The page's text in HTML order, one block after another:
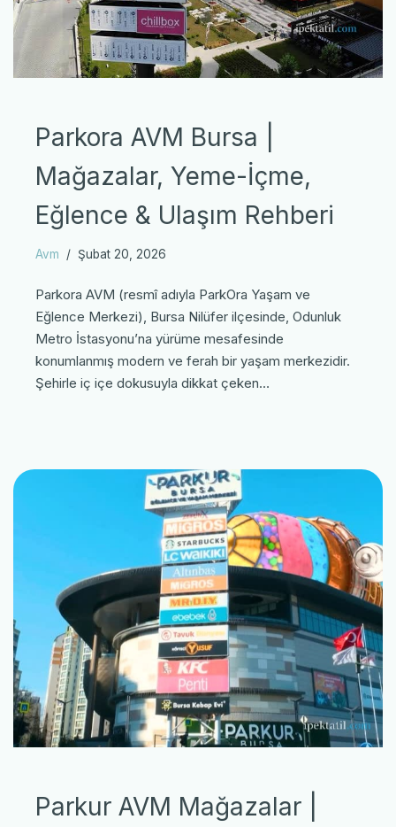
Parkora AVM Bursa |
Mağazalar, Yeme-İçme,
Eğlence & Ulaşım Rehberi
Avm Şubat 20, 2026
Parkora AVM (resmî adıyla ParkOra Yaşam ve
Eğlence Merkezi), Bursa Nilüfer ilçesinde, Odunluk
Metro İstasyonu’na yürüme mesafesinde
konumlanmış modern ve ferah bir yaşam merkezidir.
Şehirle iç içe dokusuyla dikkat çeken…
Parkur AVM Mağazalar |